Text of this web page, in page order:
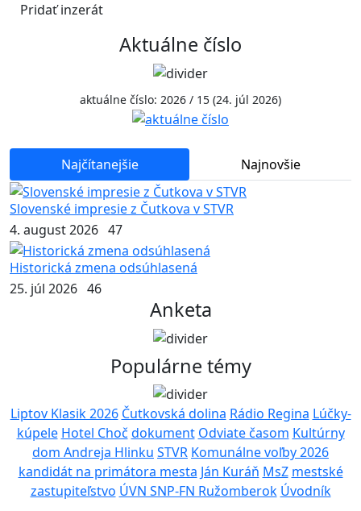
Pridať inzerát
Aktuálne číslo
aktuálne číslo: 2026 / 15 (24. júl 2026)
Najčítanejšie Najnovšie
Slovenské impresie z Čutkova v STVR
4. august 2026 47
Historická zmena odsúhlasená
25. júl 2026 46
Anketa
Populárne témy
Liptov Klasik 2026 Čutkovská dolina Rádio Regina Lúčky-
kúpele Hotel Choč dokument Odviate časom Kultúrny
dom Andreja Hlinku STVR Komunálne voľby 2026
kandidát na primátora mesta Ján Kuráň MsZ mestské
zastupiteľstvo ÚVN SNP-FN Ružomberok Úvodník